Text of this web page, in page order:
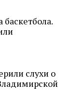
слухи о